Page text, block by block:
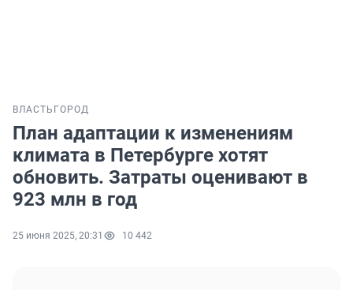
ВЛАСТЬ ГОРОД
План адаптации к изменениям
климата в Петербурге хотят
обновить. Затраты оценивают в
923 млн в год
25 июня 2025, 20:31 10 442